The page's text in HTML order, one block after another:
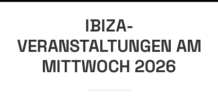
IBIZA-
VERANSTALTUNGEN AM
MITTWOCH 2026